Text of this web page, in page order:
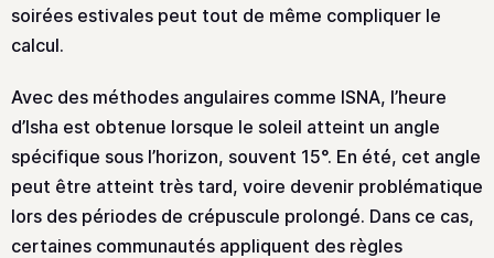
soirées estivales peut tout de même compliquer le
calcul.
Avec des méthodes angulaires comme ISNA, l’heure
d’Isha est obtenue lorsque le soleil atteint un angle
spécifique sous l’horizon, souvent 15°. En été, cet angle
peut être atteint très tard, voire devenir problématique
lors des périodes de crépuscule prolongé. Dans ce cas,
certaines communautés appliquent des règles